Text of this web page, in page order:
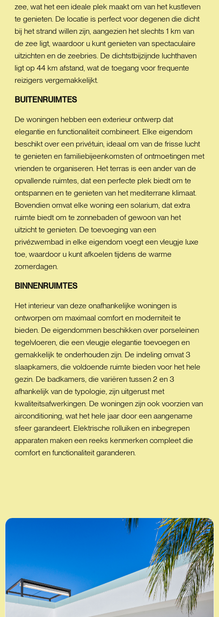
zee, wat het een ideale plek maakt om van het kustleven
te genieten. De locatie is perfect voor degenen die dicht
bij het strand willen zijn, aangezien het slechts 1 km van
de zee ligt, waardoor u kunt genieten van spectaculaire
uitzichten en de zeebries. De dichtstbijzijnde luchthaven
ligt op 44 km afstand, wat de toegang voor frequente
reizigers vergemakkelijkt.
BUITENRUIMTES
De woningen hebben een exterieur ontwerp dat
elegantie en functionaliteit combineert. Elke eigendom
beschikt over een privétuin, ideaal om van de frisse lucht
te genieten en familiebijeenkomsten of ontmoetingen met
vrienden te organiseren. Het terras is een ander van de
opvallende ruimtes, dat een perfecte plek biedt om te
ontspannen en te genieten van het mediterrane klimaat.
Bovendien omvat elke woning een solarium, dat extra
ruimte biedt om te zonnebaden of gewoon van het
uitzicht te genieten. De toevoeging van een
privézwembad in elke eigendom voegt een vleugje luxe
toe, waardoor u kunt afkoelen tijdens de warme
zomerdagen.
BINNENRUIMTES
Het interieur van deze onafhankelijke woningen is
ontworpen om maximaal comfort en moderniteit te
bieden. De eigendommen beschikken over porseleinen
tegelvloeren, die een vleugje elegantie toevoegen en
gemakkelijk te onderhouden zijn. De indeling omvat 3
slaapkamers, die voldoende ruimte bieden voor het hele
gezin. De badkamers, die variëren tussen 2 en 3
afhankelijk van de typologie, zijn uitgerust met
kwaliteitsafwerkingen. De woningen zijn ook voorzien van
airconditioning, wat het hele jaar door een aangename
sfeer garandeert. Elektrische rolluiken en inbegrepen
apparaten maken een reeks kenmerken compleet die
comfort en functionaliteit garanderen.